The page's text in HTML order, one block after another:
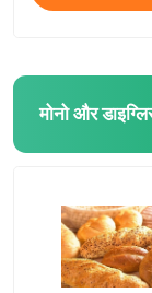
मोनो और